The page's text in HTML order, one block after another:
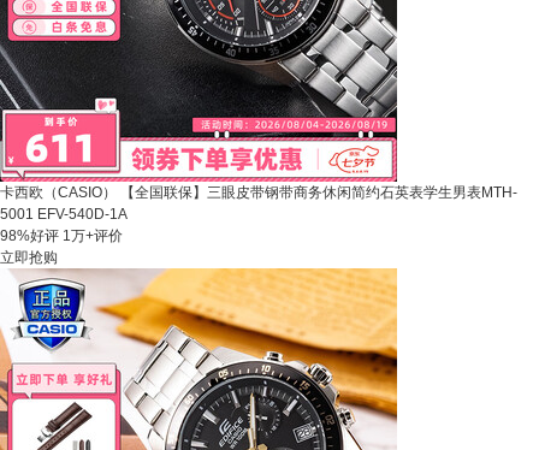
卡西欧（CASIO） 【全国联保】三眼皮带钢带商务休闲简约石英表学生男表MTH-
5001 EFV-540D-1A
98%好评 1万+评价
立即抢购